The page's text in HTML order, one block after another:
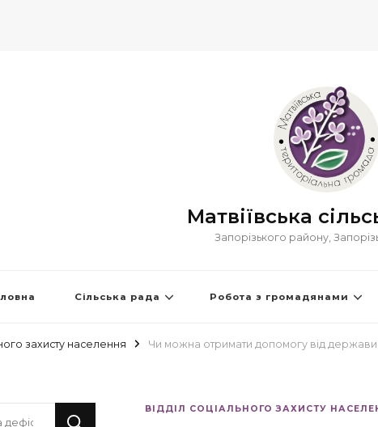
Матвіївська
Запорізького району,
Сільська рада Робота з громадянами
захисту населення Чи можна отримати допомогу від
ВІДДІЛ СОЦІАЛЬНОГО ЗАХИСТУ